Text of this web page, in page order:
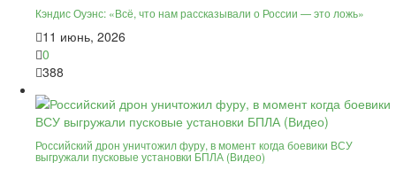
Кэндис Оуэнс: «Всё, что нам рассказывали о России — это ложь»
11 июнь, 2026
0
388
Российский дрон уничтожил фуру, в момент когда боевики ВСУ
выгружали пусковые установки БПЛА (Видео)